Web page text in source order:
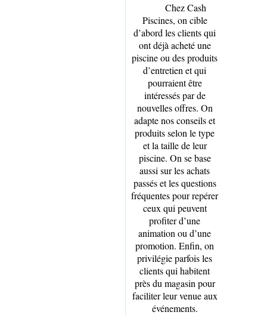
Chez Cash
Piscines, on cible
d’abord les clients qui
ont déjà acheté une
piscine ou des produits
d’entretien et qui
pourraient être
intéressés par de
nouvelles offres. On
adapte nos conseils et
produits selon le type
et la taille de leur
piscine. On se base
aussi sur les achats
passés et les questions
fréquentes pour repérer
ceux qui peuvent
profiter d’une
animation ou d’une
promotion. Enfin, on
privilégie parfois les
clients qui habitent
près du magasin pour
faciliter leur venue aux
événements.